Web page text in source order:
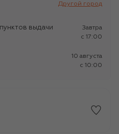
Другой город
выдачи
Завтра
c 17:00
10 августа
c 10:00